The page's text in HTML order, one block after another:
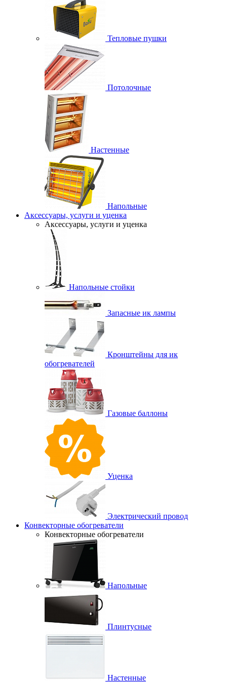
Тепловые пушки
Потолочные
Настенные
Напольные
Аксессуары, услуги и уценка
Аксессуары, услуги и уценка
Напольные стойки
Запасные ик лампы
Кронштейны для ик
обогревателей
Газовые баллоны
Уценка
Электрический провод
Конвекторные обогреватели
Конвекторные обогреватели
Напольные
Плинтусные
Настенные